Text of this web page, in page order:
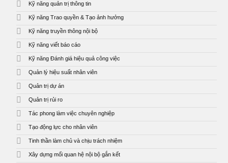
Kỹ năng quản trị thông tin
Kỹ năng Trao quyền & Tạo ảnh hưởng
Kỹ năng truyền thông nội bộ
Kỹ năng viết báo cáo
Kỹ năng Đánh giá hiệu quả công việc
Quản lý hiệu suất nhân viên
Quản trị dự án
Quản trị rủi ro
Tác phong làm việc chuyên nghiệp
Tạo động lực cho nhân viên
Tinh thần làm chủ và chịu trách nhiệm
Xây dựng mối quan hệ nội bộ gắn kết